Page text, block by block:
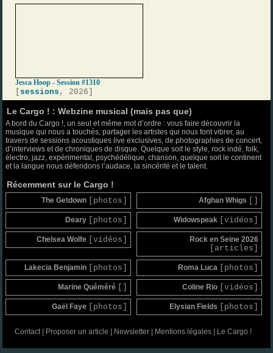
Jesca Hoop - Session #1310
sessions , 2026]
Le Cargo ! : Webzine musical (mais pas que)
A bord du Cargo !, un seul et même mot d’ordre : vous faire découvrir la
musique qui nous a touchés, partager les artistes qui nous font vibrer, au
travers de sessions acoustiques live exclusives, de photographies de concert,
d’interviews et de chroniques de disque. Quelque soit le style, rock indé, folk,
électro, jazz, expérimental, psychédélique, chanson, quelque soit le continent
et la langue nous défendons l’audace, la sincérité et le talent.
Récemment sur le Cargo !
The Getdown [photos] Afghan Whigs
Deary [photos] Widowspeak [vidéos]
Chelsea Wolfe [vidéos] Rock en Seine 2026
[articles]
Lakecia Benjamin [photos] Roma Luca [photos]
Marine Quéméré Coline Rio [vidéos]
Gaël Faye [photos] Elysian Fields [photos]
Contact| Proposer un article Newsletter| Mentions légales| Le Cargo !